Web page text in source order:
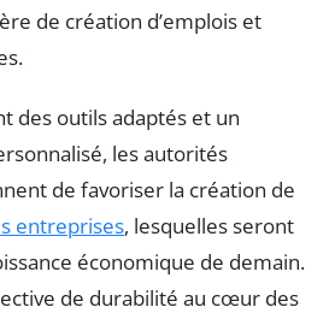
de création d’emplois et
des outils adaptés et un
les autorités
de favoriser la création de
entreprises, lesquelles seront
économique de demain.
de durabilité au cœur des